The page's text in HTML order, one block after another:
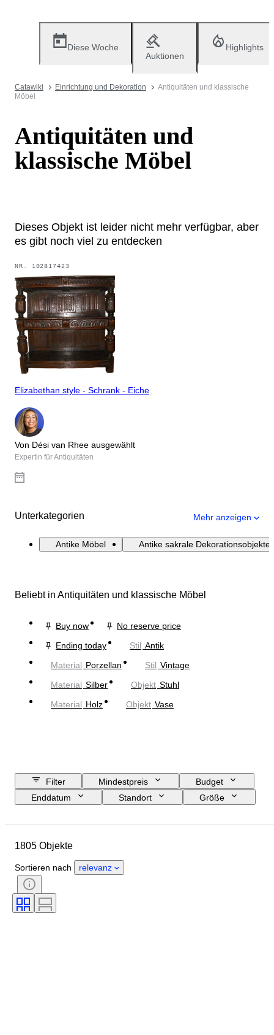
Diese Woche
Auktionen
Highlights
Catawiki Einrichtung und Dekoration
Antiquitäten und klassische
Möbel
Antiquitäten und
klassische Möbel
Dieses Objekt ist leider nicht mehr verfügbar, aber
es gibt noch viel zu entdecken
NR. 102817423
Elizabethan style - Schrank - Eiche
Von Dési van Rhee ausgewählt
Expertin für Antiquitäten
Unterkategorien Mehr anzeigen
Antike Möbel Antike sakrale Dekorationsobjekte
Beliebt in Antiquitäten und klassische Möbel
Buy now
No reserve price
Ending today
Stil Antik
Material Porzellan Stil Vintage
Material Silber Objekt Stuhl
Material Holz Objekt Vase
Filter Mindestpreis
Budget
Enddatum
Standort
Größe
Material
Periode
Thema
Stil
Farbe
Energiereserve
1805 Objekte
Sortieren nach relevanz